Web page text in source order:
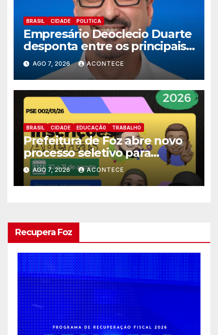
BRASIL CIDADE POLITICA
Empresário Deoclecio Duarte
desponta entre os principais
nomes do União Brasil para
deputado estadual
AGO 7, 2026 ACONTECE
BRASIL CIDADE EDUCAÇÃ0 TRABALHO
Prefeitura de Foz abre novo
processo seletivo para
estagiários
AGO 7, 2026 ACONTECE
Recupera Foz